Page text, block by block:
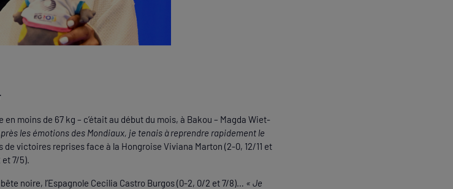
moins de 67 kg – c’était au début du mois, à Bakou – Magda Wiet-
les émotions des Mondiaux, je tenais à reprendre rapidement le
de victoires reprises face à la Hongroise Viviana Marton (2-0, 12/11 et
7/5).
noire, l’Espagnole Cecilia Castro Burgos (0-2, 0/2 et 7/8)… « Je